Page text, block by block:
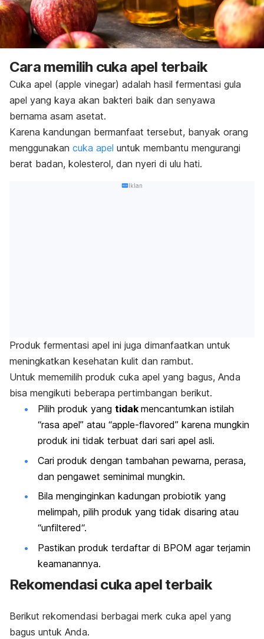
Cara memilih cuka apel terbaik
Cuka apel (apple vinegar) adalah hasil fermentasi gula
apel yang kaya akan bakteri baik dan senyawa
bernama asam asetat.
Karena kandungan bermanfaat tersebut, banyak orang
menggunakan cuka apel untuk membantu mengurangi
berat badan, kolesterol, dan nyeri di ulu hati.
Iklan
Produk fermentasi apel ini juga dimanfaatkan untuk
meningkatkan kesehatan kulit dan rambut.
Untuk mememilih produk cuka apel yang bagus, Anda
bisa mengikuti beberapa pertimbangan berikut.
Pilih produk yang tidak mencantumkan istilah
“rasa apel” atau “apple-flavored” karena mungkin
produk ini tidak terbuat dari sari apel asli.
Cari produk dengan tambahan pewarna, perasa,
dan pengawet seminimal mungkin.
Bila menginginkan kadungan probiotik yang
melimpah, pilih produk yang tidak disaring atau
“unfiltered“.
Pastikan produk terdaftar di BPOM agar terjamin
keamanannya.
Rekomendasi cuka apel terbaik
Berikut rekomendasi berbagai merk cuka apel yang
bagus untuk Anda.